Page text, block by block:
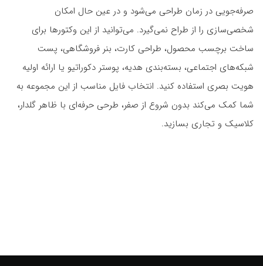
صرفه‌جویی در زمان طراحی می‌شود و در عین حال امکان
شخصی‌سازی را از طراح نمی‌گیرد. می‌توانید از این وکتورها برای
ساخت برچسب محصول، طراحی کارت، بنر فروشگاهی، پست
شبکه‌های اجتماعی، بسته‌بندی هدیه، پوستر دکوراتیو یا ارائه اولیه
هویت بصری استفاده کنید. انتخاب فایل مناسب از این مجموعه به
شما کمک می‌کند بدون شروع از صفر، طرحی حرفه‌ای با ظاهر گلدار،
کلاسیک و تجاری بسازید.